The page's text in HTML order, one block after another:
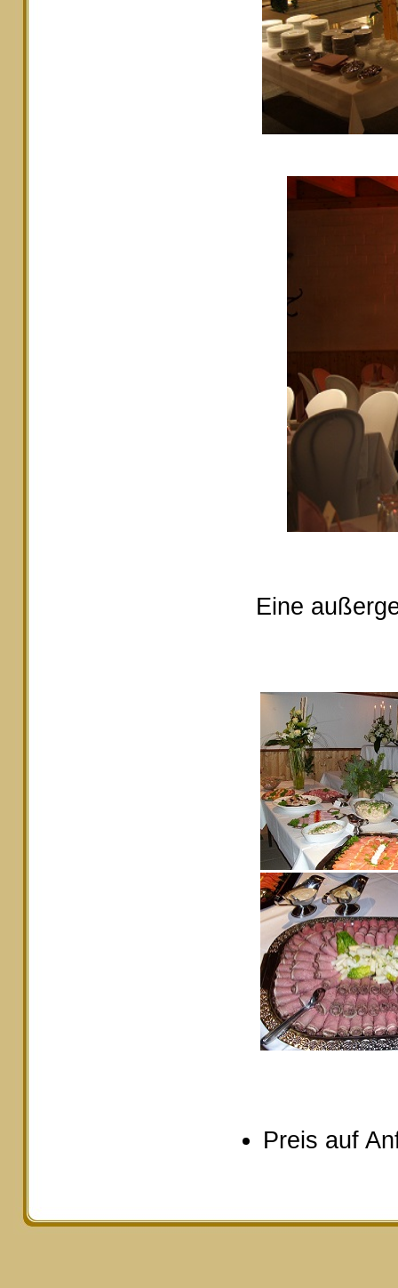
Eine
Preis auf